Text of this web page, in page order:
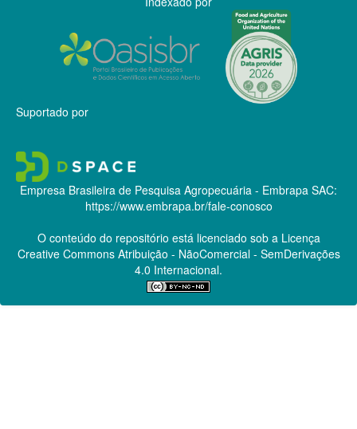
Suportado por
Empresa Brasileira de Pesquisa Agropecuária - Embrapa SAC:
https://www.embrapa.br/fale-conosco
O conteúdo do repositório está licenciado sob a Licença
Creative CommonsAtribuição - NãoComercial - SemDerivações
4.0 Internacional.